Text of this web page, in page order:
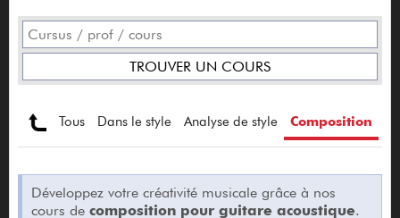
Tous Dans le style Analyse de style Composition
Développez votre créativité musicale grâce à nos
cours de composition pour guitare acoustique.